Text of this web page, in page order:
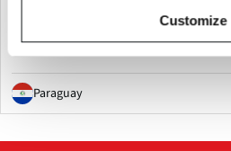
Customize
MAG dejará fuera de la siembra a
reducirá el área de cultivo de papa
Paraguay